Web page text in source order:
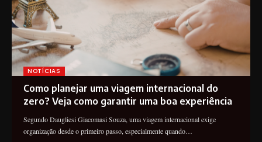
NOTÍCIAS
Como planejar uma viagem internacional do
zero? Veja como garantir uma boa experiência
Segundo Daugliesi Giacomasi Souza, uma viagem internacional exige
organização desde o primeiro passo, especialmente quando…